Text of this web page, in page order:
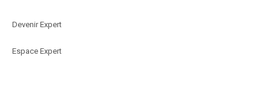
Devenir Expert
Espace Expert